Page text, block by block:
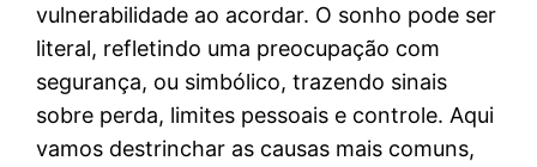
vulnerabilidade ao acordar. O sonho pode ser
literal, refletindo uma preocupação com
segurança, ou simbólico, trazendo sinais
sobre perda, limites pessoais e controle. Aqui
vamos destrinchar as causas mais comuns,